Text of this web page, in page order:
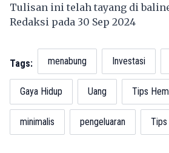
Tulisan ini telah tayang di
Redaksi pada 30 Sep 2024
Tags: menabung Investasi
Gaya Hidup Uang Tips
minimalis pengeluaran Tips